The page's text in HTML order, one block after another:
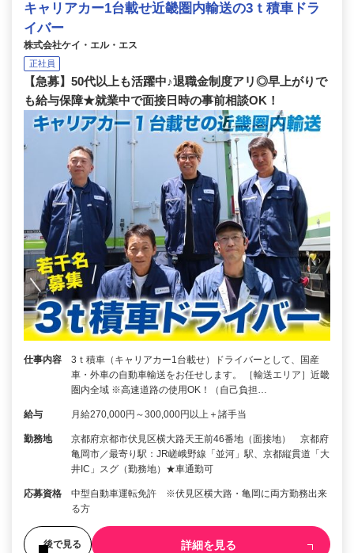
キャリアカー1台載せ近畿圏内輸送の3ｔ積車ドラ
イバー
株式会社ケイ・エル・エス
正社員
【急募】50代以上も活躍中♪退職金制度アリ◎早上がりで
も給与保障★就業中で面接日時の事前相談OK！
仕事内容
3ｔ積車（キャリアカー1台載せ）ドライバーとして、国産
車・外車の自動車輸送をお任せします。 ［輸送エリア］近畿
圏内全域 ※高速道路の使用OK！（自己負担…
給与 月給270,000円～300,000円以上＋諸手当
勤務地
京都府京都市伏見区横大路天王前46番地（面接地） 京都府
亀岡市／最寄り駅：JR嵯峨野線「並河」駅、京都縦貫道「大
井IC」スグ（勤務地）★車通勤可
応募資格
中型自動車運転免許 ※伏見区横大路・亀岡に両方勤務出来
る方
後で見る 詳細を見る